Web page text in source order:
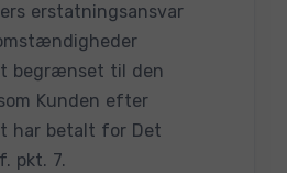
erstatningsansvar
begrænset til den
Kunden efter
har betalt for Det
pkt. 7.